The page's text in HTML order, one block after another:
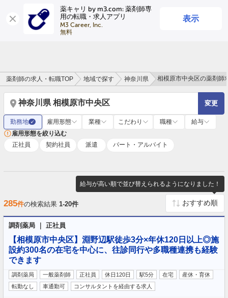
薬キャリ by m3.com: 薬剤師専
用の転職・求人アプリ
M3 Career, Inc.
無料
表示
ログイン
薬剤師の求人・転職TOP 地域で探す 神奈川県 相模原市中央区の薬剤師
神奈川県 相模原市中央区 変更
勤務地 ✓ 雇用形態 業種 こだわり 職種
給与
雇用形態を絞り込む
正社員
契約社員 派遣 パート・アルバイト
給与が高い順で並び替えられるようになりました！
285件の検索結果 1-20件
調剤薬局 ｜ 正社員
【相模原市中央区】淵野辺駅徒歩3分×年休120日以上◎施
設約300名の在宅を中心に、往診同行や多職種連携も経験
できます
調剤薬局 一般薬剤師 正社員 休日120日 駅5分 在宅
産休・育休
転勤なし
車通勤可 コンサルタントを経由する求人